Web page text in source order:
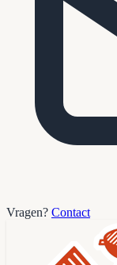
Vragen? Contact